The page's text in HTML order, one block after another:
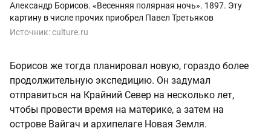
Александр Борисов. «Весенняя полярная ночь». 1897. Эту
картину в числе прочих приобрел Павел Третьяков
Источник:culture.ru
Борисов же тогда планировал новую, гораздо более
продолжительную экспедицию. Он задумал
отправиться на Крайний Север на несколько лет,
чтобы провести время на материке, а затем на
острове Вайгач и архипелаге Новая Земля.